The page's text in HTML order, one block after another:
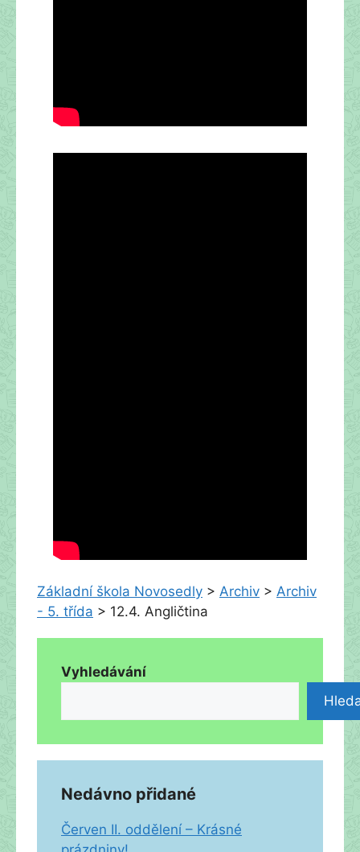
Základní škola Novosedly > Archiv > Archiv
- 5. třída > 12.4. Angličtina
Vyhledávání
Nedávno přidané
Červen II. oddělení – Krásné